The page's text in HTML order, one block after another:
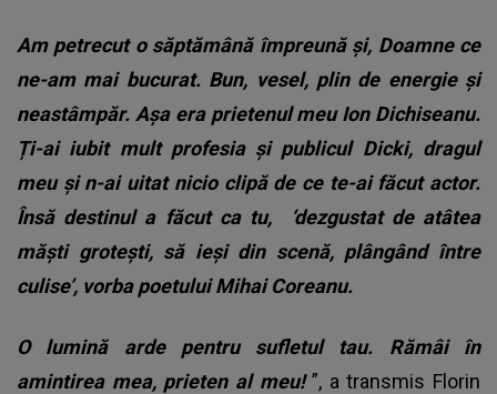
Am petrecut o săptămână împreună și, Doamne ce
ne-am mai bucurat. Bun, vesel, plin de energie și
neastâmpăr. Așa era prietenul meu Ion Dichiseanu.
Ți-ai iubit mult profesia și publicul Dicki, dragul
meu și n-ai uitat nicio clipă de ce te-ai făcut actor.
Însă destinul a făcut ca tu,
‘dezgustat de atâtea
măști grotești, să ieși din scenă, plângând între
culise’, vorba poetului Mihai Coreanu.
O lumină arde pentru sufletul tau. Rămâi în
amintirea mea, prieten al meu!”, a transmis Florin